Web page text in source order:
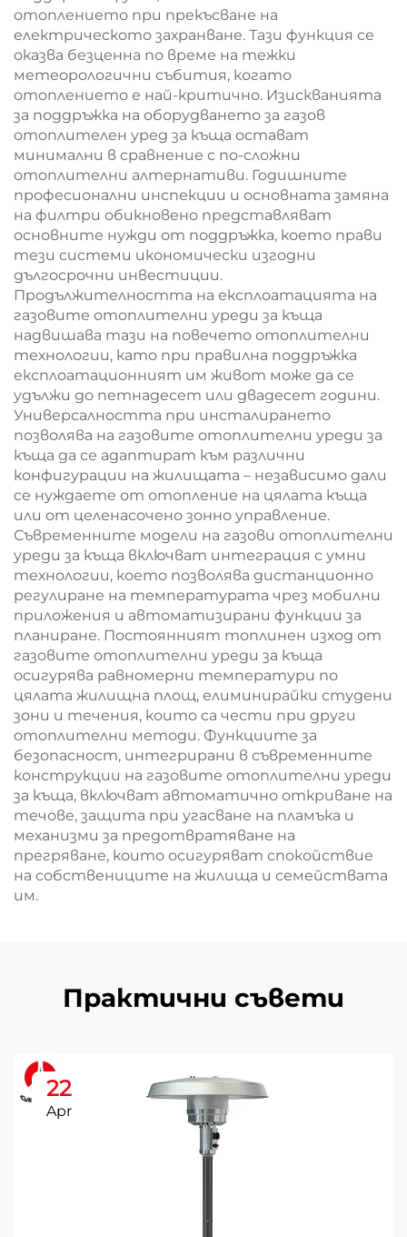
отоплението при прекъсване на
електрическото захранване. Тази функция се
оказва безценна по време на тежки
метеорологични събития, когато
отоплението е най-критично. Изискванията
за поддръжка на оборудването за газов
отоплителен уред за къща остават
минимални в сравнение с по-сложни
отоплителни алтернативи. Годишните
професионални инспекции и основната замяна
на филтри обикновено представляват
основните нужди от поддръжка, което прави
тези системи икономически изгодни
дългосрочни инвестиции.
Продължителността на експлоатацията на
газовите отоплителни уреди за къща
надвишава тази на повечето отоплителни
технологии, като при правилна поддръжка
експлоатационният им живот може да се
удължи до петнадесет или двадесет години.
Универсалността при инсталирането
позволява на газовите отоплителни уреди за
къща да се адаптират към различни
конфигурации на жилищата – независимо дали
се нуждаете от отопление на цялата къща
или от целенасочено зонно управление.
Съвременните модели на газови отоплителни
уреди за къща включват интеграция с умни
технологии, което позволява дистанционно
регулиране на температурата чрез мобилни
приложения и автоматизирани функции за
планиране. Постоянният топлинен изход от
газовите отоплителни уреди за къща
осигурява равномерни температури по
цялата жилищна площ, елиминирайки студени
зони и течения, които са чести при други
отоплителни методи. Функциите за
безопасност, интегрирани в съвременните
конструкции на газовите отоплителни уреди
за къща, включват автоматично откриване на
течове, защита при угасване на пламъка и
механизми за предотвратяване на
прегряване, които осигуряват спокойствие
на собствениците на жилища и семействата
им.
Практични съвети
22
Apr